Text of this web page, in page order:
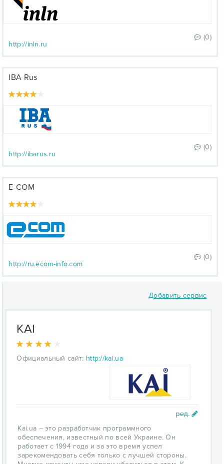
(0)
http://inln.ru
IBA Rus
(0)
http://ibarus.ru
E-COM
(0)
http://ru.ecom-info.com
Добавить сервис
KAI
Официальный сайт: http://kai.ua
Kai.ua – это разработчик программного
обеспечения, известный по всей Украине. Он
работает с 1994 года и за это время успел
зарекомендовать себя только с лучшей стороны.